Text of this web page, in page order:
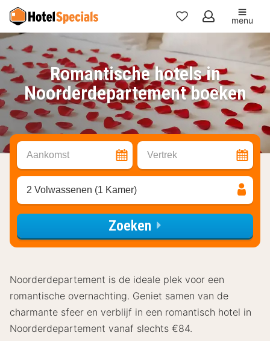
Mijn
favorieten
menu
Romantische hotels in
Noorderdepartement boeken
Aankomst Vertrek
2 Volwassenen (1 Kamer)
Zoeken
Noorderdepartement is de ideale plek voor een
romantische overnachting. Geniet samen van de
charmante sfeer en verblijf in een romantisch hotel in
Noorderdepartement vanaf slechts €84.